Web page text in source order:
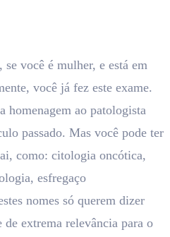
se você é mulher, e está em
você já fez este exame.
homenagem ao patologista
passado. Mas você pode ter
como: citologia oncótica,
esfregaço
nomes só querem dizer
extrema relevância para o